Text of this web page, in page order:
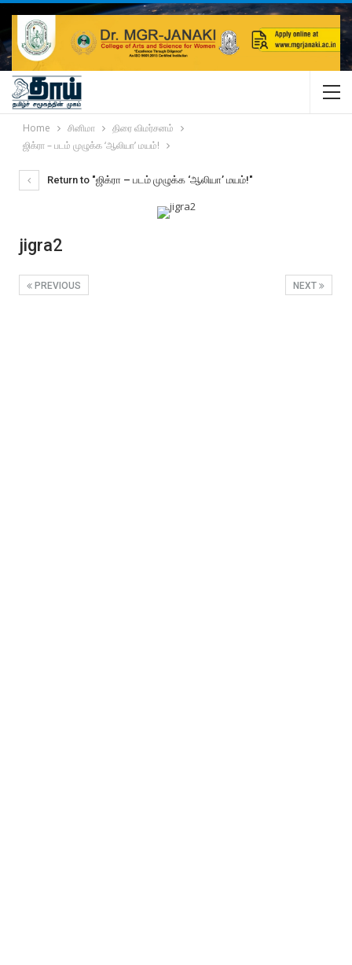
Home சினிமா
திரை விமர்சனம்
ஜிக்ரா – படம் முழுக்க ‘ஆலியா’ மயம்!
Return to "ஜிக்ரா – படம் முழுக்க ‘ஆலியா’ மயம்!"
jigra2
NEXT
PREVIOUS